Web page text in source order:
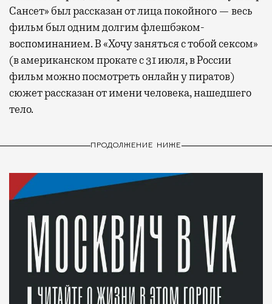
Сансет» был рассказан от лица покойного — весь
фильм был одним долгим флешбэком-
воспоминанием. В «Хочу заняться с тобой сексом»
(в американском прокате с 31 июля, в России
фильм можно посмотреть онлайн у пиратов)
сюжет рассказан от имени человека, нашедшего
тело.
ПРОДОЛЖЕНИЕ НИЖЕ